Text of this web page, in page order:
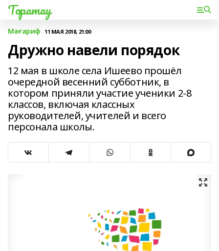
Торатау
Мәғариф 11 МАЯ 2018, 21:00
Дружно навели порядок
12 мая в школе села Ишеево прошёл
очередной весенний субботник, в
котором приняли участие ученики 2-8
классов, включая классных
руководителей, учителей и всего
персонала школы.